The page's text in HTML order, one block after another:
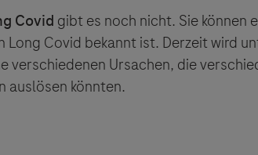
Covid gibt es noch nicht. Sie können
Long Covid bekannt ist. Derzeit wird
verschiedenen Ursachen, die
auslösen könnten.